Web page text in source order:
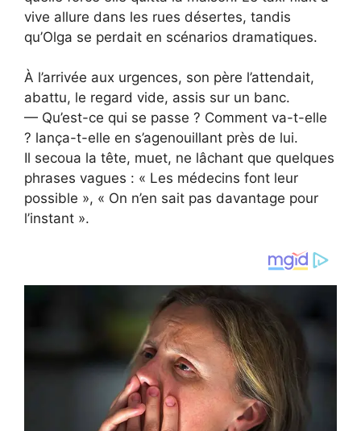
vive allure dans les rues désertes, tandis
qu’Olga se perdait en scénarios dramatiques.
À l’arrivée aux urgences, son père l’attendait,
abattu, le regard vide, assis sur un banc.
— Qu’est-ce qui se passe ? Comment va-t-elle
? lança-t-elle en s’agenouillant près de lui.
Il secoua la tête, muet, ne lâchant que quelques
phrases vagues : « Les médecins font leur
possible », « On n’en sait pas davantage pour
l’instant ».